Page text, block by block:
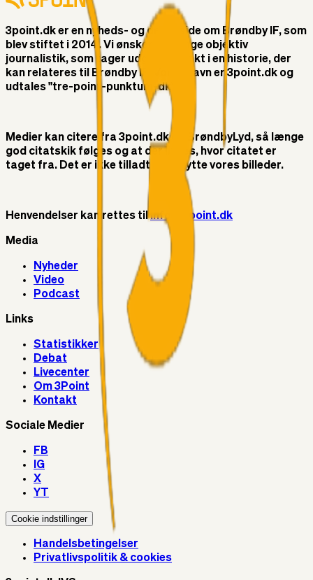
3point.dk er en nyheds- og debatside om Brøndby IF, som
blev stiftet i 2014. Vi ønsker at bringe objektiv
journalistik, som tager udgangspunkt i en historie, der
kan relateres til Brøndby IF. Vores navn er 3point.dk og
udtales "tre-point-punktum-dk"
Medier kan citere fra 3point.dk og BrøndbyLyd, så længe
god citatskik følges og at der linkes, hvor citatet er
taget fra. Det er ikke tilladt at benytte vores billeder.
Henvendelser kan rettes tilinfo@3point.dk
Media
Nyheder
Video
Podcast
Links
Statistikker
Debat
Livecenter
Om 3Point
Kontakt
Sociale Medier
FB
IG
X
YT
Cookie indstillinger
Handelsbetingelser
Privatlivspolitik & cookies